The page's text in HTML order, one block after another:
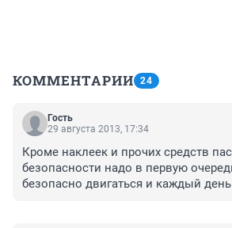
КОММЕНТАРИИ 24
Гость
29 августа 2013, 17:34
Кроме наклеек и прочих средств
безопасности надо в первую
безопасно двигаться и каждый
типа сам дойдешь, а сами на